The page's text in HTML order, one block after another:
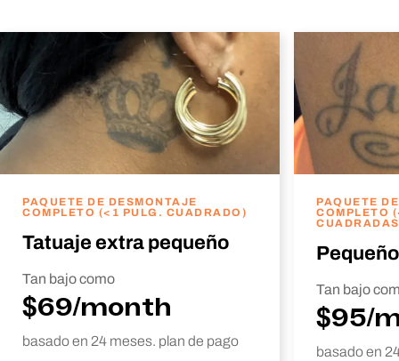
PAQUETE DE DESMONTAJE
COMPLETO (<1 PULG. CUADRADO)
Tatuaje extra pequeño
Tan bajo como
$69/month
basado en 24 meses. plan de pago
PAQUETE
COMPLETO
Tan bajo
$95/
basado en